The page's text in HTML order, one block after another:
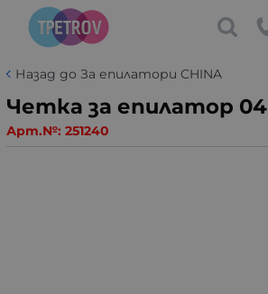
Назад до За епилатори CHINA
Четка за епилатор 04
Арт.№: 251240